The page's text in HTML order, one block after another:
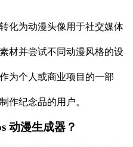
化为动漫头像用于社交媒体
材并尝试不同动漫风格的设
为个人或商业项目的一部
作纪念品的用户。
动漫生成器？